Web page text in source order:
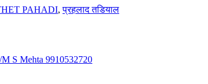
PAHADI,प्रहलाद तडियाल
M S Mehta 9910532720